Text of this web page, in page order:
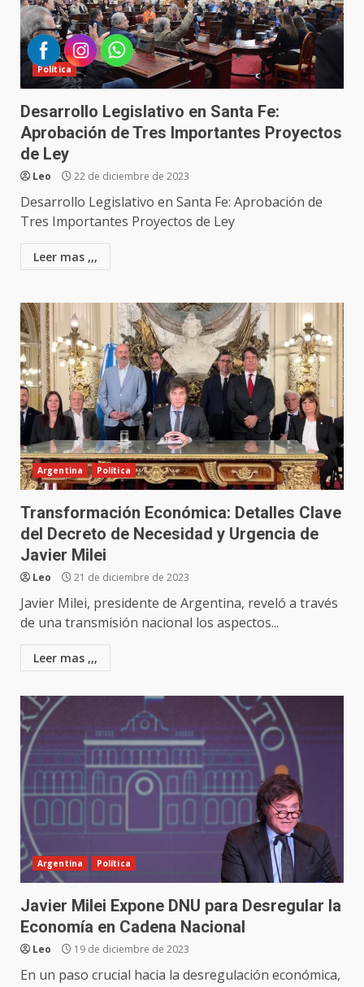
Política
Desarrollo Legislativo en Santa Fe:
Aprobación de Tres Importantes Proyectos
de Ley
Leo 22 de diciembre de 2023
Desarrollo Legislativo en Santa Fe: Aprobación de
Tres Importantes Proyectos de Ley
Leer mas ,,,
Argentina Política
Transformación Económica: Detalles Clave
del Decreto de Necesidad y Urgencia de
Javier Milei
Leo 21 de diciembre de 2023
Javier Milei, presidente de Argentina, reveló a través
de una transmisión nacional los aspectos...
Leer mas ,,,
Argentina Política
Javier Milei Expone DNU para Desregular la
Economía en Cadena Nacional
Leo 19 de diciembre de 2023
En un paso crucial hacia la desregulación económica,